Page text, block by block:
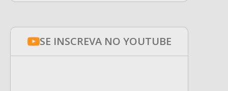
SE INSCREVA NO YOUTUBE